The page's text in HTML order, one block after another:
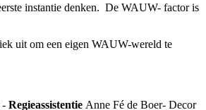
instantie denken. De WAUW- factor is
uit om een eigen WAUW-wereld te
- Regieassistentie Anne Fé de Boer- Decor